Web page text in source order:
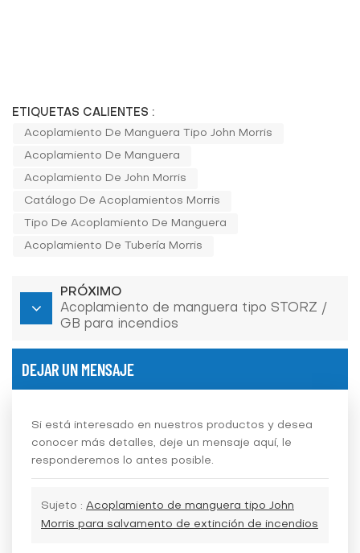
ETIQUETAS CALIENTES :
Acoplamiento De Manguera Tipo John Morris
Acoplamiento De Manguera
Acoplamiento De John Morris
Catálogo De Acoplamientos Morris
Tipo De Acoplamiento De Manguera
Acoplamiento De Tubería Morris
PRÓXIMO
Acoplamiento de manguera tipo STORZ /
GB para incendios
DEJAR UN MENSAJE
Si está interesado en nuestros productos y desea
conocer más detalles, deje un mensaje aquí, le
responderemos lo antes posible.
Sujeto : Acoplamiento de manguera tipo John
Morris para salvamento de extinción de incendios